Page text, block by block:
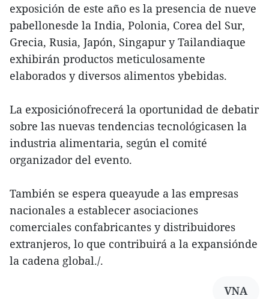
exposición de este año es la presencia de nueve
pabellonesde la India, Polonia, Corea del Sur,
Grecia, Rusia, Japón, Singapur y Tailandiaque
exhibirán productos meticulosamente
elaborados y diversos alimentos ybebidas.
La exposiciónofrecerá la oportunidad de debatir
sobre las nuevas tendencias tecnológicasen la
industria alimentaria, según el comité
organizador del evento.
También se espera queayude a las empresas
nacionales a establecer asociaciones
comerciales confabricantes y distribuidores
extranjeros, lo que contribuirá a la expansiónde
la cadena global./.
VNA